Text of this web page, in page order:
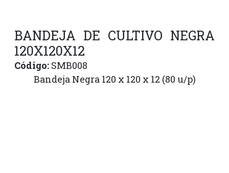
BANDEJA DE CULTIVO NEGRA
120X120X12
Código: SMB008
Bandeja Negra 120 x 120 x 12 (80 u/p)